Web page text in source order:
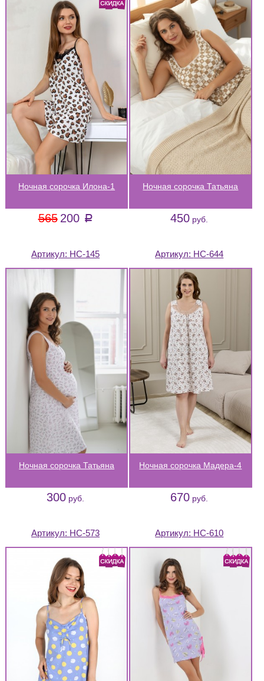
Ночная сорочка Илона-1
565 200 a
Ночная сорочка Татьяна
450 руб.
Артикул: НС-145
Ночная сорочка Татьяна
300 руб.
Артикул: НС-644
Ночная сорочка Мадера-4
670 руб.
Артикул: НС-573 Артикул: НС-610